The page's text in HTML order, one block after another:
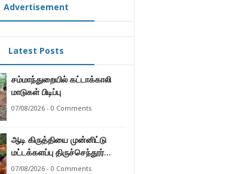
Advertisement
Latest Posts
சம்மாந்துறையில் கட்டாக்காலி
மாடுகள் பிடிப்பு
07/08/2026 - 0 Comments
ஆடி கிருத்தியை முன்னிட்டு
மட்டக்களப்பு திருச்செந்தூர்
முருகன் ஆலயத்தில் இடம்பெற்ற
07/08/2026 - 0 Comments